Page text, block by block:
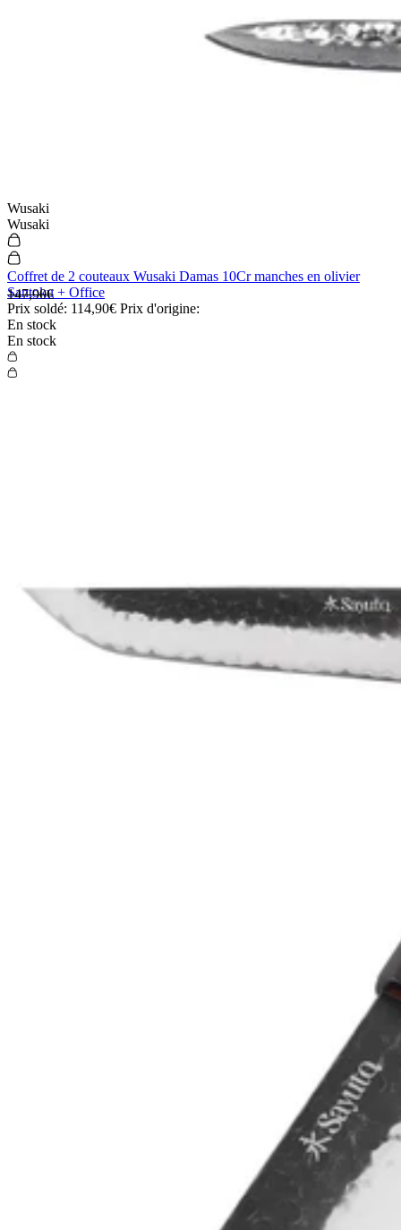
Wusaki
Wusaki
Coffret de 2 couteaux Wusaki Damas 10Cr manches en olivier
Santoku + Office
Prix soldé: 114,90€ Prix d'origine:
147,90€
En stock
En stock